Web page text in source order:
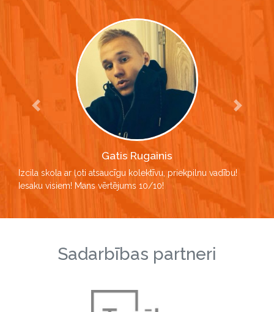
Gatis Rugainis
Izcila skola ar ļoti atsaucīgu kolektīvu, priekpilnu vadību!
Iesaku visiem! Mans vērtējums 10/10!
Previous Next
Sadarbības partneri